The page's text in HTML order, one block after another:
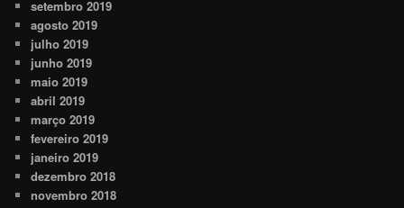
setembro 2019
agosto 2019
julho 2019
junho 2019
maio 2019
abril 2019
março 2019
fevereiro 2019
janeiro 2019
dezembro 2018
novembro 2018